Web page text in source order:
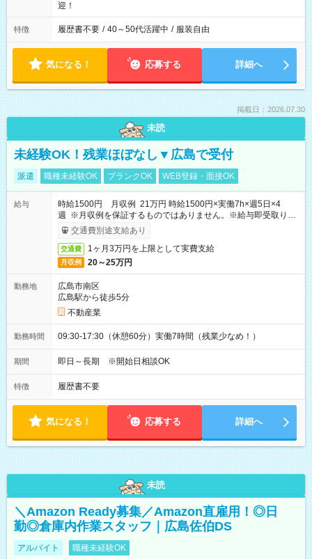
迎！
特徴 履歴書不要 / 40～50代活躍中 / 服装自由
気になる！ 応募する 詳細へ
掲載日：2026.07.30
未読
未経験OK！残業ほぼなし▼広島で受付
派遣 職種未経験OK ブランクOK WEB登録・面接OK
給与
時給1500円 月収例 21万円 時給1500円×実働7h×週5日×4
週 ※月収例を保証するものではありません。※給与即受取りサ
ービス利用可（利用条件有）
交通費別途支給あり
交通費 1ヶ月3万円を上限として実費支給
月収例 20～25万円
勤務地
広島市南区
広島駅から徒歩5分
不動産業
勤務時間 09:30-17:30（休憩60分）実働7時間（残業少なめ！）
期間 即日～長期 ※開始日相談OK
特徴 履歴書不要
気になる！ 応募する 詳細へ
未読
＼Amazon Ready募集／Amazon直雇用！◎日
勤◎倉庫内作業スタッフ｜広島佐伯DS
アルバイト 職種未経験OK